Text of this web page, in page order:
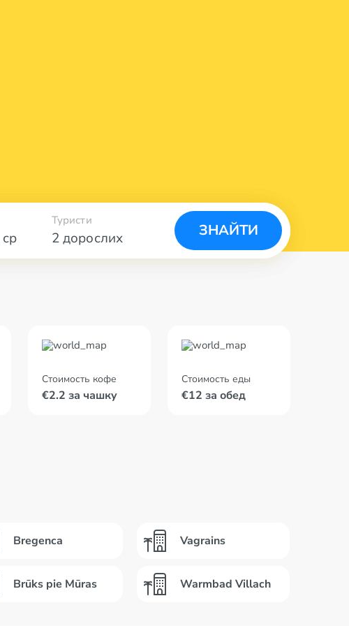
ср 2 дорослих
Туристи
ЗНАЙТИ
Стоимость кофе
€2.2 за чашку
Стоимость еды
€12 за обед
Bregenca
Brūks pie Mūras
Vagrains
Warmbad Villach